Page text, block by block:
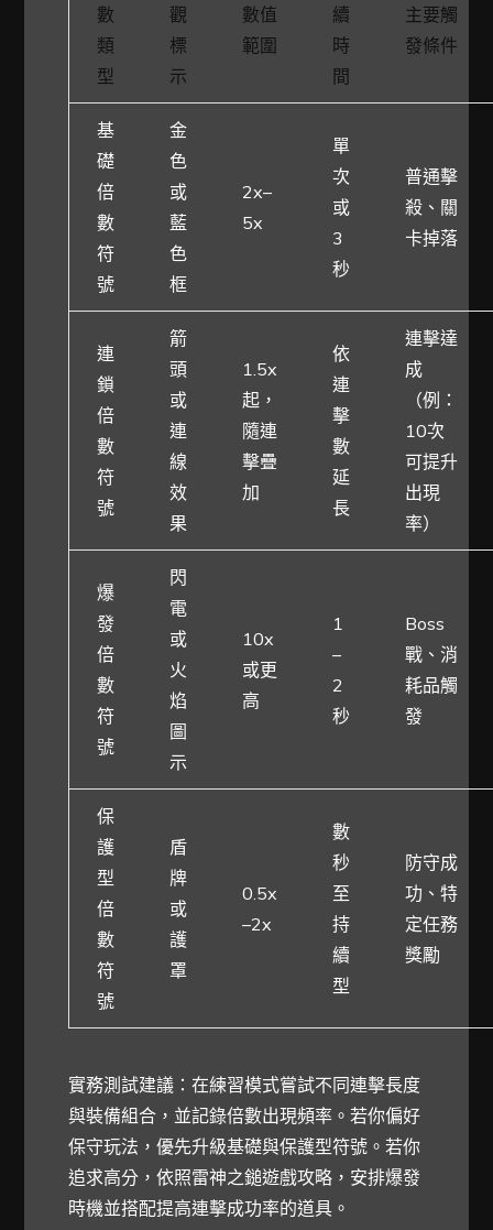
數
類
型
觀
標
示
數值
範圍
續
時
間
主要觸
發條件
基
礎
倍
數
符
號
金
色
或
藍
色
框
2x–
5x
單
次
或
3
秒
普通擊
殺、關
卡掉落
連
鎖
倍
數
符
號
箭
頭
或
連
線
效
果
1.5x
起，
隨連
擊疊
加
依
連
擊
數
延
長
連擊達
成
（例：
10次
可提升
出現
率）
爆
發
倍
數
符
號
閃
電
或
火
焰
圖
示
10x
或更
高
1
–
2
秒
Boss
戰、消
耗品觸
發
保
護
型
倍
數
符
號
盾
牌
或
護
罩
0.5x
–2x
數
秒
至
持
續
型
防守成
功、特
定任務
獎勵
實務測試建議：在練習模式嘗試不同連擊長度
與裝備組合，並記錄倍數出現頻率。若你偏好
保守玩法，優先升級基礎與保護型符號。若你
追求高分，依照雷神之鎚遊戲攻略，安排爆發
時機並搭配提高連擊成功率的道具。